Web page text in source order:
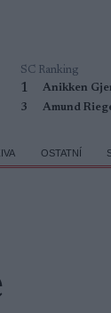
SC Ranking
1 Anikken
3
Amund
OSTATNÍ